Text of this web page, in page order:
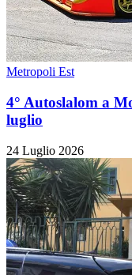
Metropoli Est
4° Autoslalom a
luglio
24 Luglio 2026